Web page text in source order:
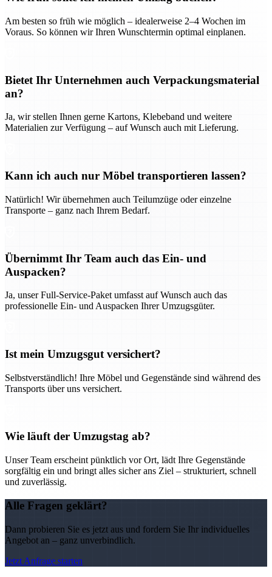
Am besten so früh wie möglich – idealerweise 2–4 Wochen im
Voraus. So können wir Ihren Wunschtermin optimal einplanen.
Bietet Ihr Unternehmen auch Verpackungsmaterial
an?
Ja, wir stellen Ihnen gerne Kartons, Klebeband und weitere
Materialien zur Verfügung – auf Wunsch auch mit Lieferung.
Kann ich auch nur Möbel transportieren lassen?
Natürlich! Wir übernehmen auch Teilumzüge oder einzelne
Transporte – ganz nach Ihrem Bedarf.
Übernimmt Ihr Team auch das Ein- und
Auspacken?
Ja, unser Full-Service-Paket umfasst auf Wunsch auch das
professionelle Ein- und Auspacken Ihrer Umzugsgüter.
Ist mein Umzugsgut versichert?
Selbstverständlich! Ihre Möbel und Gegenstände sind während des
Transports über uns versichert.
Wie läuft der Umzugstag ab?
Unser Team erscheint pünktlich vor Ort, lädt Ihre Gegenstände
sorgfältig ein und bringt alles sicher ans Ziel – strukturiert, schnell
und zuverlässig.
Alle Fragen geklärt?
Dann probieren Sie es jetzt aus und fordern Sie Ihr individuelles
Angebot an – ganz unverbindlich.
Jetzt Anfrage starten